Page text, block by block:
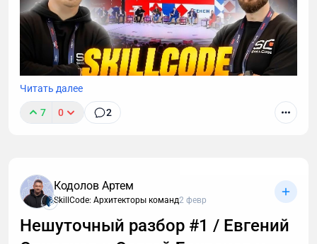
Вышел новый выпуск влога SkillCode из Сенежа.
по подбору на базе аналитики, разбор бизнес-
кейсов через компетенции команды и работу с HR-
профайлингом. Плюс — прогулка по Сенеже и
выставка Велкова.
Читать далее
7 0 2
Кодолов Артем
SkillCode: Архитекторы команд2 февр
Нешуточный разбор #1 / Евгений